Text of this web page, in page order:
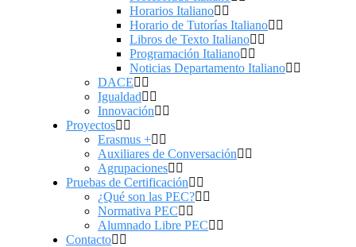
Horarios Italiano
Horario de Tutorías Italiano
Libros de Texto Italiano
Programación Italiano
Noticias Departamento Italiano
DACE
Igualdad
Innovación
Proyectos
Erasmus +
Auxiliares de Conversación
Agrupaciones
Pruebas de Certificación
¿Qué son las PEC?
Normativa PEC
Alumnado Libre PEC
Contacto